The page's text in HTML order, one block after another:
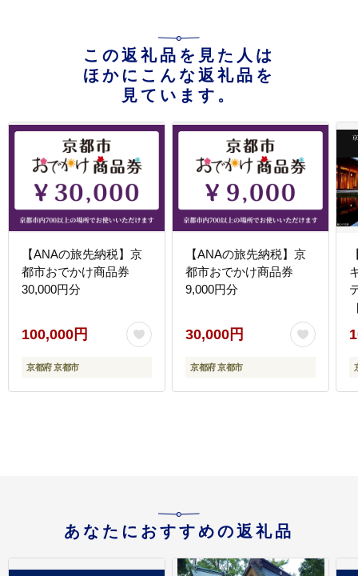
この返礼品を見た人は
ほかにこんな返礼品を
見ています。
【ANAの旅先納税】京
都市おでかけ商品券
30,000円分
100,000円
京都府 京都市
【ANAの旅先納税】京
都市おでかけ商品券
9,000円分
30,000円
京都府 京都市
あなたにおすすめの返礼品